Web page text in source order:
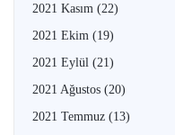
2021 Kasım (22)
2021 Ekim (19)
2021 Eylül (21)
2021 Ağustos (20)
2021 Temmuz (13)